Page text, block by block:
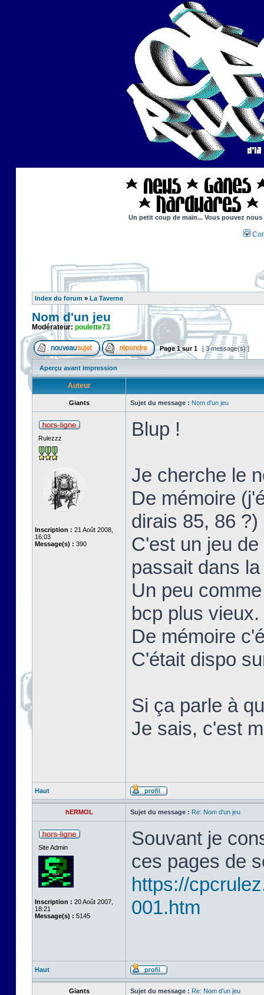
Un petit coup de main... Vous pouvez
Index du forum » La Taverne
Nom d'un jeu
Modérateur: poulette73
Page1sur1 [ 3 message(s) ]
Aperçu avant impression
Auteur
Giants Sujet du message : Nom d'un jeu
Rulezzz
Inscription : 21 Août 2008,
16:03
Message(s) : 390
Blup !
Je cherche le
De mémoire
dirais 85, 86 ?)
C'est un jeu
passait dans
Un peu
bcp plus vieux.
De mémoire
C'était dispo
Si ça parle à
Je sais, c'est
Haut
hERMOL Sujet du message : Re: Nom d'un jeu
Site Admin
Inscription : 20 Août 2007,
18:21
Message(s) : 5145
Souvant je
ces pages de
https://
001.htm
Haut
Giants Sujet du message : Re: Nom d'un jeu